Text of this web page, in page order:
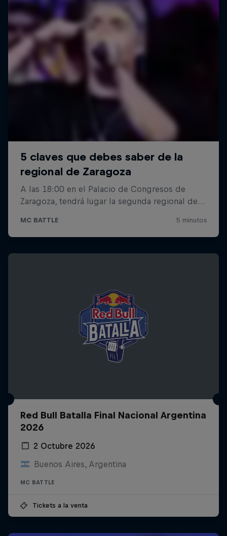
Red Bull Batalla Final Nacional Argentina
2026
2 Octubre 2026
Buenos Aires, Argentina
MC BATTLE
Tickets a la venta